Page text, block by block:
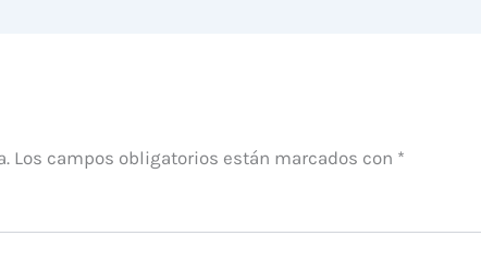
Los campos obligatorios están marcados con *